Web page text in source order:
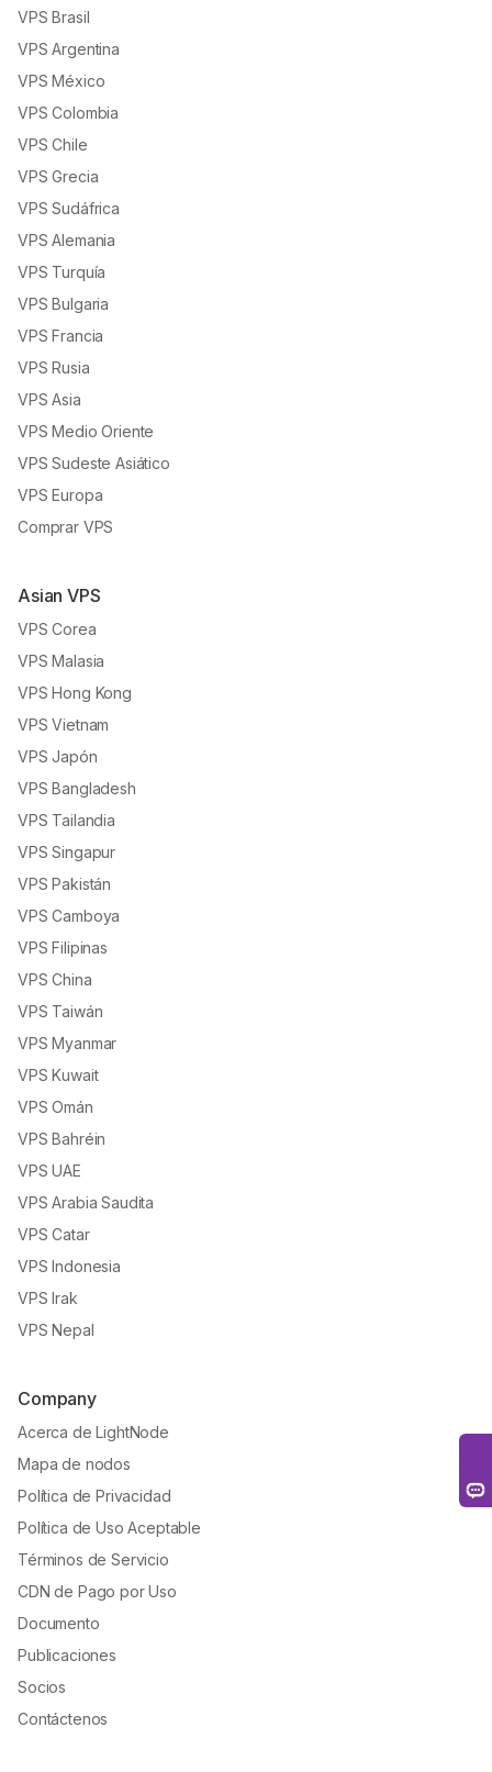
VPS Brasil
VPS Argentina
VPS México
VPS Colombia
VPS Chile
VPS Grecia
VPS Sudáfrica
VPS Alemania
VPS Turquía
VPS Bulgaria
VPS Francia
VPS Rusia
VPS Asia
VPS Medio Oriente
VPS Sudeste Asiático
VPS Europa
Comprar VPS
Asian VPS
VPS Corea
VPS Malasia
VPS Hong Kong
VPS Vietnam
VPS Japón
VPS Bangladesh
VPS Tailandia
VPS Singapur
VPS Pakistán
VPS Camboya
VPS Filipinas
VPS China
VPS Taiwán
VPS Myanmar
VPS Kuwait
VPS Omán
VPS Bahréin
VPS UAE
VPS Arabia Saudita
VPS Catar
VPS Indonesia
VPS Irak
VPS Nepal
Company
Acerca de LightNode
Mapa de nodos
Política de Privacidad
Política de Uso Aceptable
Términos de Servicio
CDN de Pago por Uso
Documento
Publicaciones
Socios
Contáctenos